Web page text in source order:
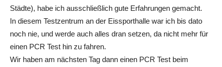
Städte), habe ich ausschließlich gute Erfahrungen gemacht.
In diesem Testzentrum an der Eissporthalle war ich bis dato
noch nie, und werde auch alles dran setzen, da nicht mehr für
einen PCR Test hin zu fahren.
Wir haben am nächsten Tag dann einen PCR Test beim